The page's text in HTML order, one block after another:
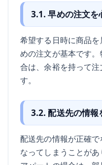
3.1. 早めの注文を
希望する日時に商品
めの注文が基本です
合は、余裕を持って
す。
3.2. 配送先の情報
配送先の情報が正確
なってしまうことが